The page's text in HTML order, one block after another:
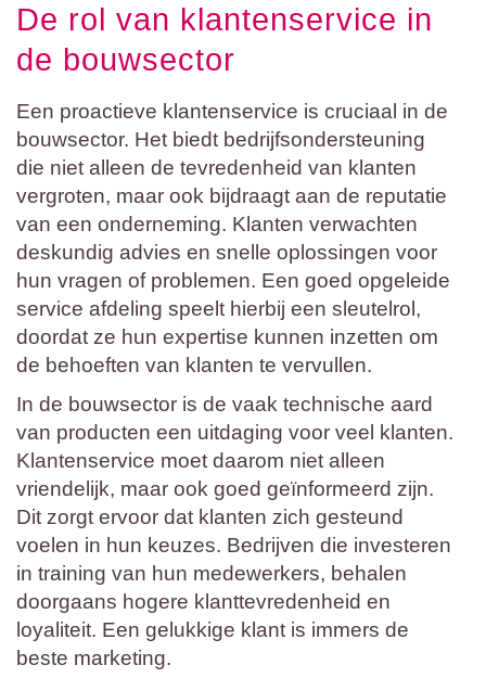
De rol van klantenservice in
de bouwsector
Een proactieve klantenservice is cruciaal in de
bouwsector. Het biedt bedrijfsondersteuning
die niet alleen de tevredenheid van klanten
vergroten, maar ook bijdraagt aan de reputatie
van een onderneming. Klanten verwachten
deskundig advies en snelle oplossingen voor
hun vragen of problemen. Een goed opgeleide
service afdeling speelt hierbij een sleutelrol,
doordat ze hun expertise kunnen inzetten om
de behoeften van klanten te vervullen.
In de bouwsector is de vaak technische aard
van producten een uitdaging voor veel klanten.
Klantenservice moet daarom niet alleen
vriendelijk, maar ook goed geïnformeerd zijn.
Dit zorgt ervoor dat klanten zich gesteund
voelen in hun keuzes. Bedrijven die investeren
in training van hun medewerkers, behalen
doorgaans hogere klanttevredenheid en
loyaliteit. Een gelukkige klant is immers de
beste marketing.